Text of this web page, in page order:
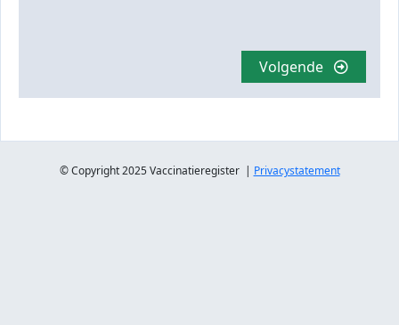
Volgende
© Copyright 2025 Vaccinatieregister | Privacystatement